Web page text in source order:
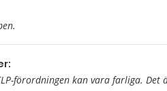
förordningen kan vara farliga.